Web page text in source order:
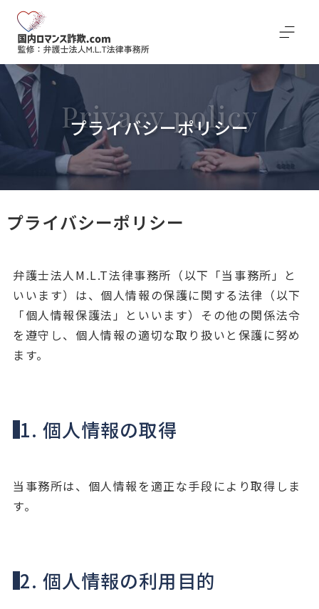
プライバシーポリシー
プライバシーポリシー
弁護士法人M.L.T法律事務所（以下「当事務所」と
いいます）は、個人情報の保護に関する法律（以下
「個人情報保護法」といいます）その他の関係法令
を遵守し、個人情報の適切な取り扱いと保護に努め
ます。
1. 個人情報の取得
当事務所は、個人情報を適正な手段により取得しま
す。
2. 個人情報の利用目的